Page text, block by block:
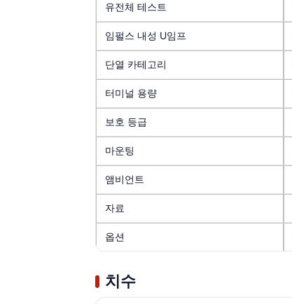
유전체 테스트
임펄스 내성 U임프
단열 카테고리
터미널 용량
보호 등급
마운팅
앰비언트
자료
옵션
치수